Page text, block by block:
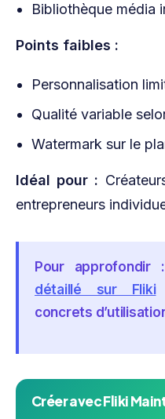
Bibliothèque média
Points faibles :
Personnalisation
Qualité variable
Watermark sur le
Idéal pour :
entrepreneurs
Pour approfondir :
détaillé sur Fliki
concrets
Créer avec Fliki